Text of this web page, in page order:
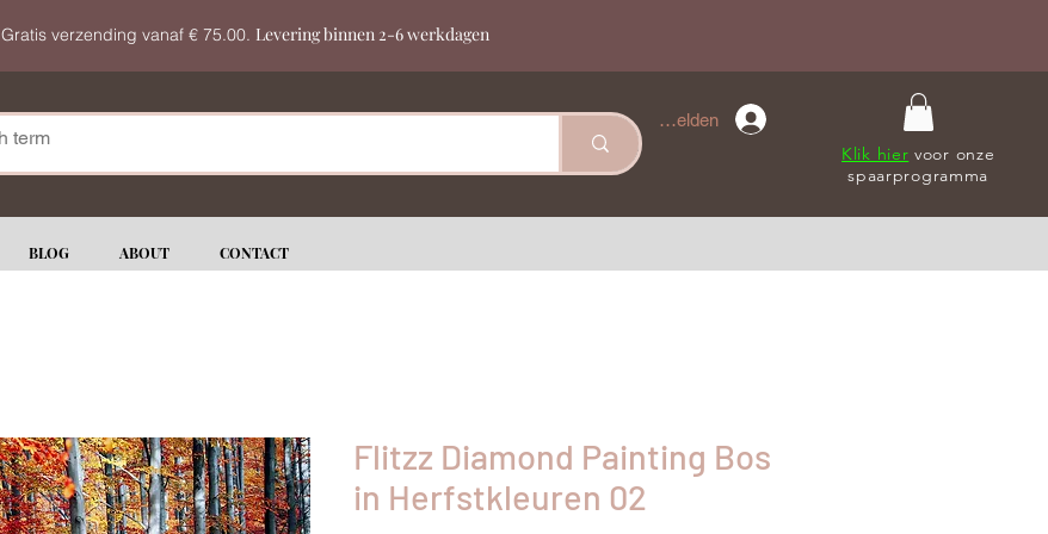
Gratis verzending vanaf € 75.00. Levering binnen 2-6 werkdagen
Anmelden
Klik hier voor onze
spaarprogramma
BLOG ABOUT CONTACT
Flitzz Diamond Painting Bos
in Herfstkleuren 02